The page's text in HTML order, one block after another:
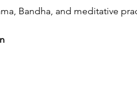
Bandha, and meditative